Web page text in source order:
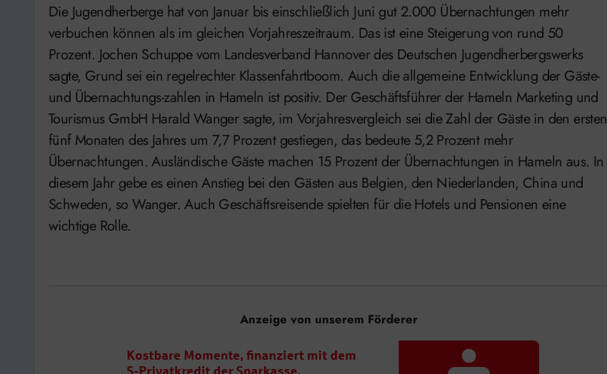
Die Jugendherberge hat von Januar bis einschließlich Juni gut 2.000 Übernachtungen mehr
verbuchen können als im gleichen Vorjahreszeitraum. Das ist eine Steigerung von rund 50
Prozent. Jochen Schuppe vom Landesverband Hannover des Deutschen Jugendherbergswerks
sagte, Grund sei ein regelrechter Klassenfahrtboom. Auch die allgemeine Entwicklung der Gäste-
und Übernachtungs-zahlen in Hameln ist positiv. Der Geschäftsführer der Hameln Marketing und
Tourismus GmbH Harald Wanger sagte, im Vorjahresvergleich sei die Zahl der Gäste in den ersten
fünf Monaten des Jahres um 7,7 Prozent gestiegen, das bedeute 5,2 Prozent mehr
Übernachtungen. Ausländische Gäste machen 15 Prozent der Übernachtungen in Hameln aus. In
diesem Jahr gebe es einen Anstieg bei den Gästen aus Belgien, den Niederlanden, China und
Schweden, so Wanger. Auch Geschäftsreisende spielten für die Hotels und Pensionen eine
wichtige Rolle.
Anzeige von unserem Förderer